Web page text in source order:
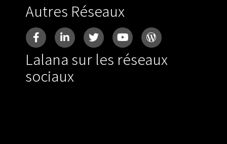
Autres Réseaux
Lalana sur les réseaux
sociaux